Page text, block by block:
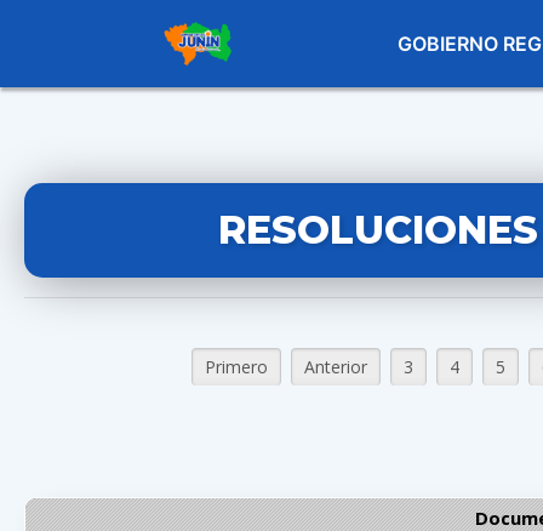
GOBIERNO
Primero Anterior 3 4 5